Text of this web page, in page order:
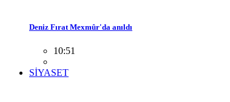
Deniz Fırat Mexmûr'da anıldı
10:51
SİYASET